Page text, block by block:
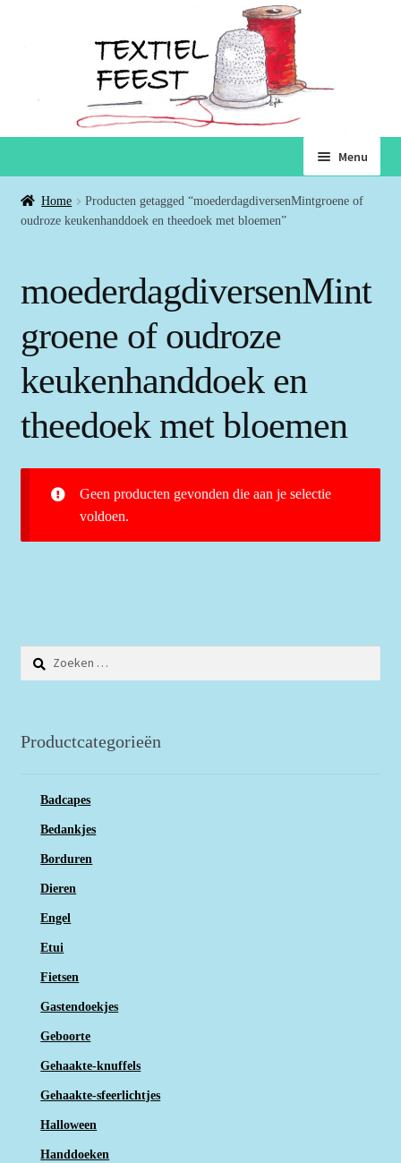
naar
navigatie
de
inhoud
Menu
Home
Winkelmand
Voorwaarden
Over ons
Home
Producten getagged “moederdagdiversenMintgroene of
oudroze keukenhanddoek en theedoek met bloemen”
moederdagdiversenMint
groene of oudroze
keukenhanddoek en
theedoek met bloemen
Geen producten gevonden die aan je selectie
voldoen.
naar:
Productcategorieën
Badcapes
Bedankjes
Borduren
Dieren
Engel
Etui
Fietsen
Gastendoekjes
Geboorte
Gehaakte-knuffels
Gehaakte-sfeerlichtjes
Halloween
Handdoeken